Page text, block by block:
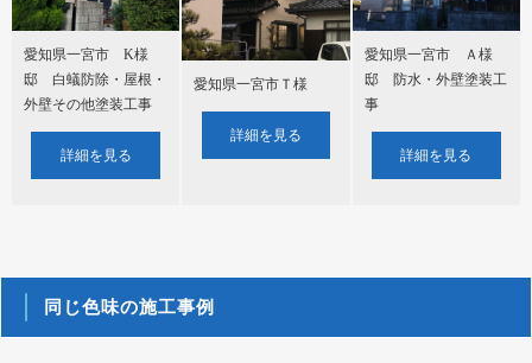
愛知県一宮市 K様
邸 白蟻防除・屋根・
外壁その他塗装工事
詳細を見る
愛知県一宮市Ｔ様
詳細を見る
愛知県一宮市 Ａ様
邸 防水・外壁塗装工
事
詳細を見る
同じ色味の施工事例